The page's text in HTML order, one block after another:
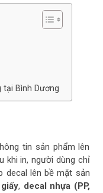
Bình Dương
tin sản phẩm lên
khi in, người dùng chỉ
decal lên bề mặt sản
, decal nhựa (PP,